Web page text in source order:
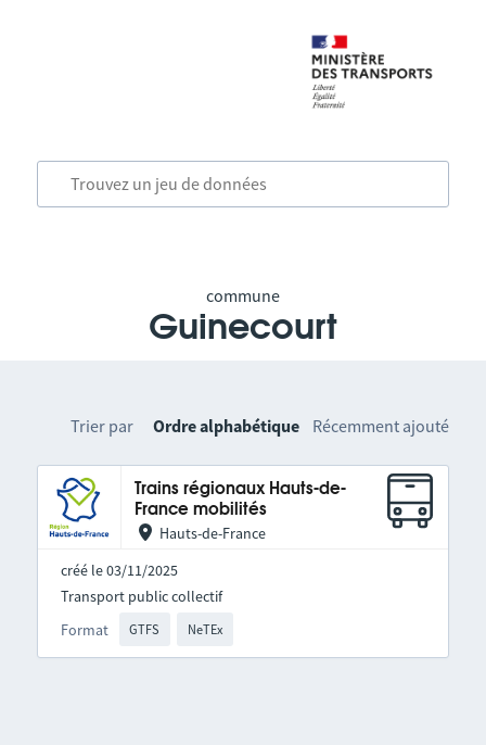
commune
Guinecourt
Trier par Ordre alphabétique Récemment ajouté
Trains régionaux Hauts-de-
France mobilités
Hauts-de-France
créé le 03/11/2025
Format GTFS NeTEx
Transport public collectif